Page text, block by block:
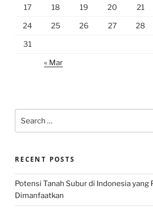
17 18 19 20 21
24 25 26 27 28
31
« Mar
for:
RECENT POSTS
Potensi Tanah Subur di Indonesia yang
Dimanfaatkan